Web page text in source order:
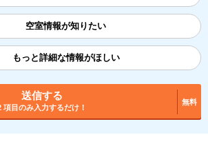
空室情報が知りたい
もっと詳細な情報がほしい
送信する
項目のみ入力するだけ！
無料